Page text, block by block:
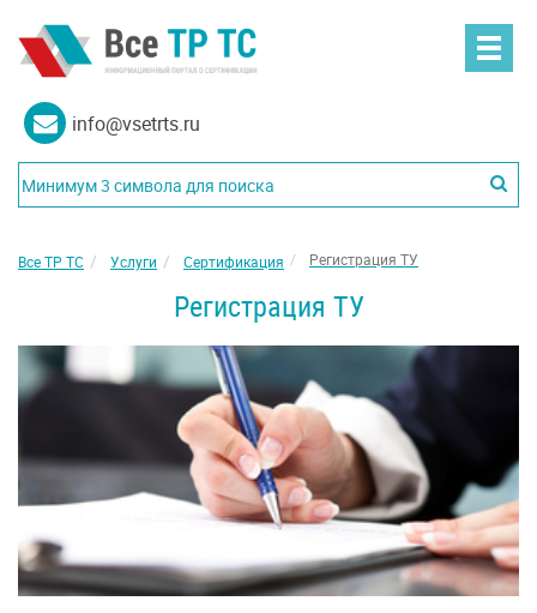
info@vsetrts.ru
Все ТР ТС Услуги Сертификация Регистрация ТУ
Регистрация ТУ